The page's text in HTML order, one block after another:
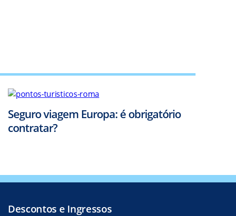
Seguro viagem Europa: é obrigatório
contratar?
Descontos e Ingressos